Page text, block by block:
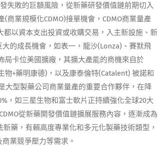
失敗的巨額風險，從新藥研發價值鏈前期切入
業規模化CDMO)接單機會，CDMO商業量產
以資本支出投資或收購交易，入主新設施、新
的成長機會，如表一，龍沙(Lonza)、賽默飛
局卡位美國擴廠，其擴大產能的商機來自於
+藥明康德)，以及康泰倫特(Catalent) 被諾和
大型製藥公司商業量產的重要合作夥伴，在降
，如三星生物和富士軟片正持續強化全球20大
從新藥開發價值鏈擴展服務內容，逐漸成為
藥，有賴高度專業化和多元化製藥技術類型，
業競爭壓力等需求。